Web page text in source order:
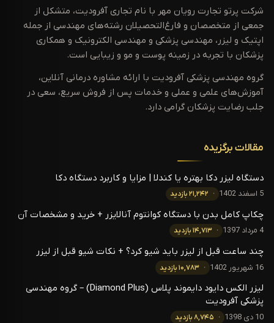
شرکت پرتو تجارت رویان مهر با نام تجاری آفرودیت، متشکل از
جمعی از متخصصان و فارغ‌التحصیلان رشته‌های مهندسی از جمله
اپتیک و لیزر، مهندسی پزشکی و مهندسی الکترونیک و همکاری
پزشکان با تجربه در زمینه پوست و مو و زیبایی است.
گروه مهندسی پزشکی آفرودیت با ارائه مشاوره درمانی آنلاین،
آموزش‌های علمی و عملی و خدمات پس از فروش سریع، سعی در
جلب رضایت پزشکان گرامی دارد.
مقالات برگزیده
دستگاه لیزر دکا بهتره یا کندلا | مزایا و کاربرد دستگاه دکا
5 اسفند 1402 ۲۱,۲۴۲ بازدید
چکاپ کامل بدن با دستگاه کوانتوم آنالایزر + خرید و مشخصات آن
4 مرداد 1397 ۱۴,۷۱۳ بازدید
چند ساعت قبل از لیزر باید شیو کرد؟ + نکات شیو قبل از لیزر
16 شهریور 1402 ۱۰,۷۸۳ بازدید
لیزر الکس دایود دایموند پلاس (Diamond Plus) – گروه مهندسی
پزشکی آفرودیت
10 دی 1398 ۸,۷۴۵ بازدید